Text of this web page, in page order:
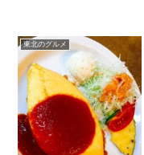
東北のグルメ